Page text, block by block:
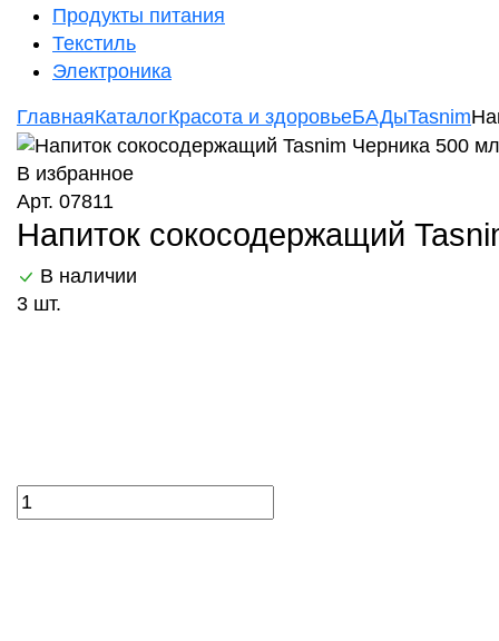
Продукты питания
Текстиль
Электроника
ГлавнаяКаталогКрасота и здоровьеБАДыTasnim
В избранное
Арт. 07811
Напиток сокосодержащий
В наличии
3 шт.